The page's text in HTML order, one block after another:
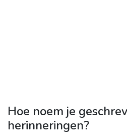
Hoe noem je
herinneringen?